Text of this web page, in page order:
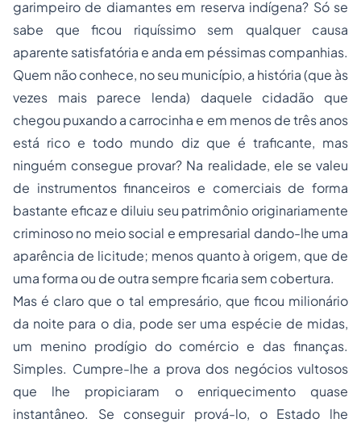
garimpeiro de diamantes em reserva indígena? Só se
sabe que ficou riquíssimo sem qualquer causa
aparente satisfatória e anda em péssimas companhias.
Quem não conhece, no seu município, a história (que às
vezes mais parece lenda) daquele cidadão que
chegou puxando a carrocinha e em menos de três anos
está rico e todo mundo diz que é traficante, mas
ninguém consegue provar? Na realidade, ele se valeu
de instrumentos financeiros e comerciais de forma
bastante eficaz e diluiu seu patrimônio originariamente
criminoso no meio social e empresarial dando-lhe uma
aparência de licitude; menos quanto à origem, que de
uma forma ou de outra sempre ficaria sem cobertura.
Mas é claro que o tal empresário, que ficou milionário
da noite para o dia, pode ser uma espécie de midas,
um menino prodígio do comércio e das finanças.
Simples. Cumpre-lhe a prova dos negócios vultosos
que lhe propiciaram o enriquecimento quase
instantâneo. Se conseguir prová-lo, o Estado lhe